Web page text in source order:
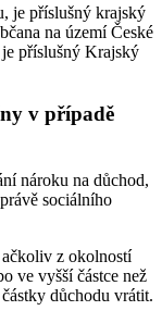
je příslušný krajský
na území České
příslušný Krajský
v případě
nároku na důchod,
sociálního
z okolností
ve vyšší částce než
důchodu vrátit.